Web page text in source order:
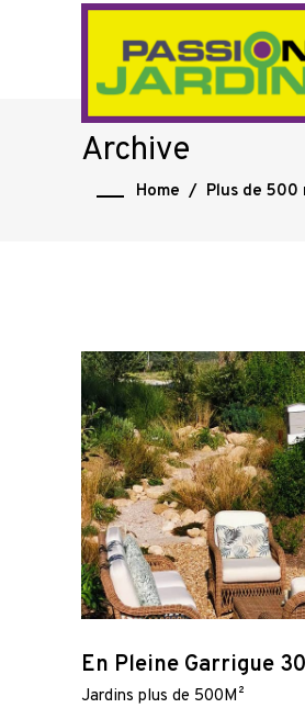
Archive
Home / Plus de 500
En Pleine Garrigue
Jardins plus de 500M²